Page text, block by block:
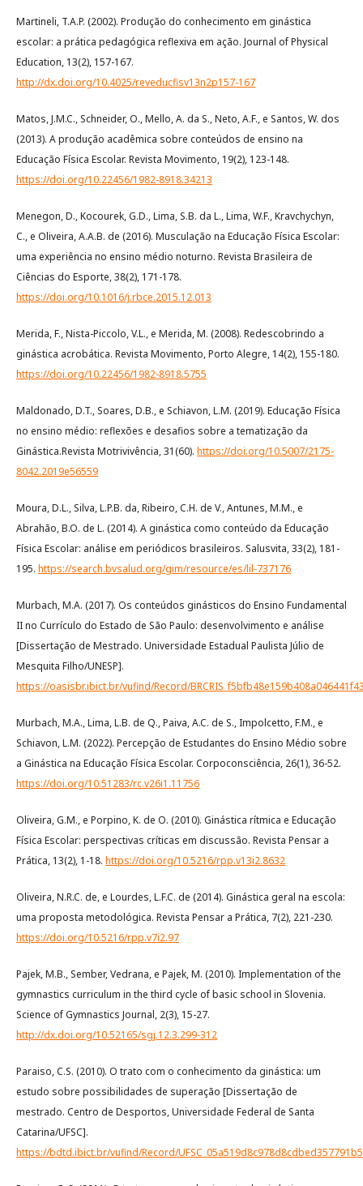
Martineli, T.A.P. (2002). Produção do conhecimento em ginástica
escolar: a prática pedagógica reflexiva em ação. Journal of Physical
Education, 13(2), 157-167.
http://dx.doi.org/10.4025/reveducfisv13n2p157-167
Matos, J.M.C., Schneider, O., Mello, A. da S., Neto, A.F., e Santos, W. dos
(2013). A produção acadêmica sobre conteúdos de ensino na
Educação Física Escolar. Revista Movimento, 19(2), 123-148.
https://doi.org/10.22456/1982-8918.34213
Menegon, D., Kocourek, G.D., Lima, S.B. da L., Lima, W.F., Kravchychyn,
C., e Oliveira, A.A.B. de (2016). Musculação na Educação Física Escolar:
uma experiência no ensino médio noturno. Revista Brasileira de
Ciências do Esporte, 38(2), 171-178.
https://doi.org/10.1016/j.rbce.2015.12.013
Merida, F., Nista-Piccolo, V.L., e Merida, M. (2008). Redescobrindo a
ginástica acrobática. Revista Movimento, Porto Alegre, 14(2), 155-180.
https://doi.org/10.22456/1982-8918.5755
Maldonado, D.T., Soares, D.B., e Schiavon, L.M. (2019). Educação Física
no ensino médio: reflexões e desafios sobre a tematização da
Ginástica.Revista Motrivivência, 31(60). https://doi.org/10.5007/2175-
8042.2019e56559
Moura, D.L., Silva, L.P.B. da, Ribeiro, C.H. de V., Antunes, M.M., e
Abrahão, B.O. de L. (2014). A ginástica como conteúdo da Educação
Física Escolar: análise em periódicos brasileiros. Salusvita, 33(2), 181-
195. https://search.bvsalud.org/gim/resource/es/lil-737176
Murbach, M.A. (2017). Os conteúdos ginásticos do Ensino Fundamental
II no Currículo do Estado de São Paulo: desenvolvimento e análise
[Dissertação de Mestrado. Universidade Estadual Paulista Júlio de
Mesquita Filho/UNESP].
https://oasisbr.ibict.br/vufind/Record/
Murbach, M.A., Lima, L.B. de Q., Paiva, A.C. de S., Impolcetto, F.M., e
Schiavon, L.M. (2022). Percepção de Estudantes do Ensino Médio sobre
a Ginástica na Educação Física Escolar. Corpoconsciência, 26(1), 36-52.
https://doi.org/10.51283/rc.v26i1.11756
Oliveira, G.M., e Porpino, K. de O. (2010). Ginástica rítmica e Educação
Física Escolar: perspectivas críticas em discussão. Revista Pensar a
Prática, 13(2), 1-18. https://doi.org/10.5216/rpp.v13i2.8632
Oliveira, N.R.C. de, e Lourdes, L.F.C. de (2014). Ginástica geral na escola:
uma proposta metodológica. Revista Pensar a Prática, 7(2), 221-230.
https://doi.org/10.5216/rpp.v7i2.97
Pajek, M.B., Sember, Vedrana, e Pajek, M. (2010). Implementation of the
gymnastics curriculum in the third cycle of basic school in Slovenia.
Science of Gymnastics Journal, 2(3), 15-27.
http://dx.doi.org/10.52165/sgj.12.3.299-312
Paraiso, C.S. (2010). O trato com o conhecimento da ginástica: um
estudo sobre possibilidades de superação [Dissertação de
mestrado. Centro de Desportos, Universidade Federal de Santa
Catarina/UFSC].
https://bdtd.ibict.br/vufind/Record/